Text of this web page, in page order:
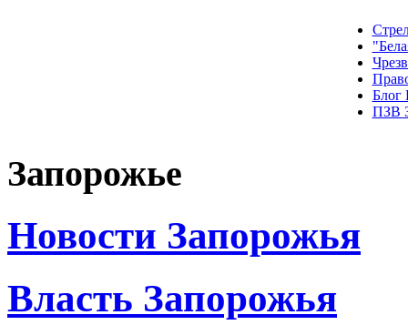
Блог
ПЗВ
Запорожье
Новости Запорожья
Власть Запорожья